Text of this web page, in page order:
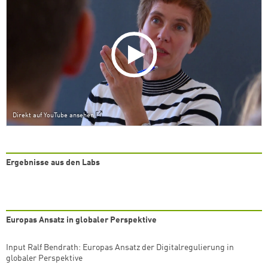
Direkt auf YouTube ansehen
Ergebnisse aus den Labs
Europas Ansatz in globaler Perspektive
Input Ralf Bendrath: Europas Ansatz der Digitalregulierung in
globaler Perspektive